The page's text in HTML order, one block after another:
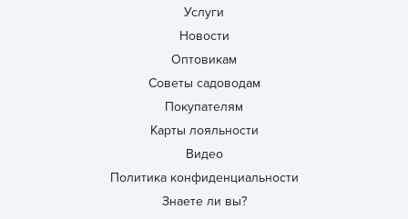
Услуги
Новости
Оптовикам
Советы садоводам
Покупателям
Карты лояльности
Видео
Политика конфиденциальности
Знаете ли вы?